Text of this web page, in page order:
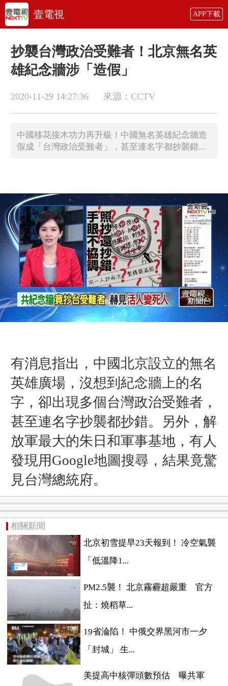
壹電視 APP下載
抄襲台灣政治受難者！北京無名英
雄紀念牆涉「造假」
2020-11-29 14:27:36 來源：CCTV
中國移花接木功力再升級！中國無名英雄紀念牆造
假成「台灣政治受難者」，甚至連名字都抄襲錯...
有消息指出，中國北京設立的無名
英雄廣場，沒想到紀念牆上的名
字，卻出現多個台灣政治受難者，
甚至連名字抄襲都抄錯。另外，解
放軍最大的朱日和軍事基地，有人
發現用Google地圖搜尋，結果竟驚
見台灣總統府。
相關新聞
北京初雪提早23天報到！ 冷空氣襲
「低溫降1...
PM2.5襲！ 北京霧霾超嚴重 官方
扯：燒稻草...
19省淪陷！ 中俄交界黑河市一夕
「封城」 生...
美提高中核彈頭數預估 曝共軍